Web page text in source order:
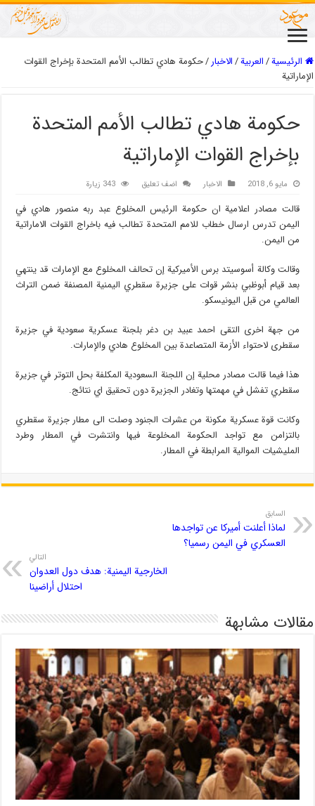
الرئيسية/العربیة/الاخبار/حكومة هادي تطالب الأمم المتحدة بإخراج القوات
الإماراتية
حكومة هادي تطالب الأمم المتحدة
بإخراج القوات الإماراتية
مايو 6, 2018 الاخبار اضف تعليق 343 زيارة
قالت مصادر اعلامية ان حكومة الرئيس المخلوع عبد ربه منصور هادي في
اليمن تدرس ارسال خطاب للامم المتحدة تطالب فيه باخراج القوات الاماراتية
من اليمن.
وقالت وكالة أسوسيتد برس الأميركية إن تحالف المخلوع مع الإمارات قد ينتهي
بعد قيام أبوظبي بنشر قوات على جزيرة سقطري اليمنية المصنفة ضمن التراث
العالمي من قبل اليونيسكو.
من جهة اخرى التقى احمد عبيد بن دغر بلجنة عسكرية سعودية في جزيرة
سقطرى لاحتواء الأزمة المتصاعدة بين المخلوع هادي والإمارات.
هذا فيما قالت مصادر محلية إن اللجنة السعودية المكلفة بحل التوتر في جزيرة
سقطري تفشل في مهمتها وتغادر الجزيرة دون تحقيق اي نتائج.
وكانت قوة عسكرية مكونة من عشرات الجنود وصلت الى مطار جزيرة سقطري
بالتزامن مع تواجد الحكومة المخلوعة فيها وانتشرت في المطار وطرد
المليشيات الموالية المرابطة في المطار.
السابق
لماذا أعلنت أميركا عن تواجدها
العسكري في اليمن رسميا؟
التالي
الخارجية اليمنية: هدف دول العدوان
احتلال أراضينا
مقالات مشابهة